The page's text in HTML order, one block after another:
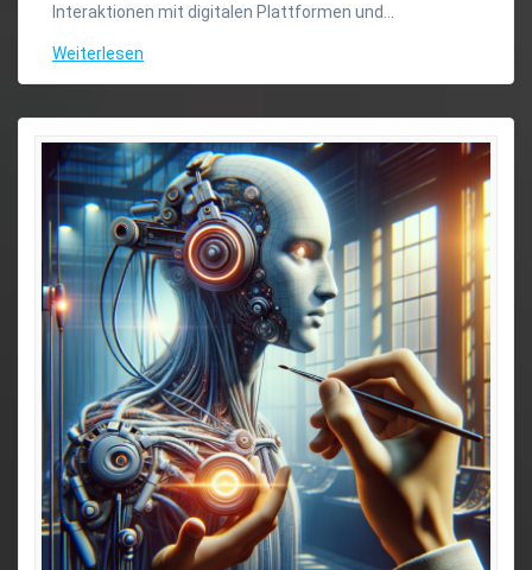
Interaktionen mit digitalen Plattformen und…
Weiterlesen